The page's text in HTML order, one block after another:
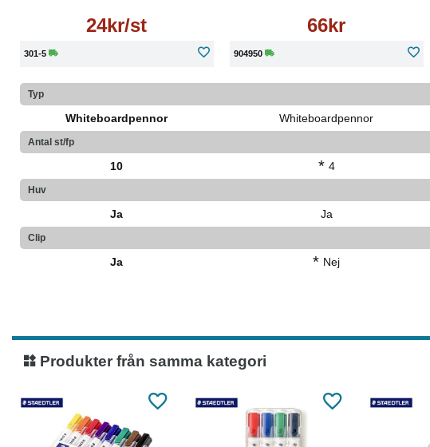
24kr/st
301-5
66kr
904950
Typ
Whiteboardpennor Whiteboardpennor
Antal st/fp
10 * 4
Huv
Ja Ja
Clip
Ja * Nej
Produkter från samma kategori